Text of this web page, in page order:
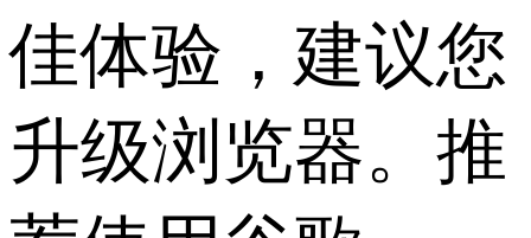
佳体验，建议您
升级浏览器。推